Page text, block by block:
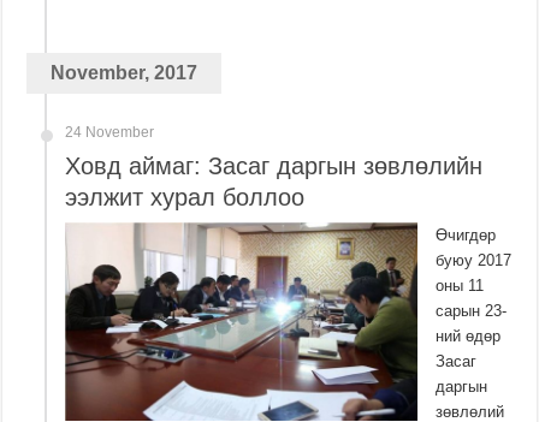
November, 2017
24 November
Ховд аймаг: Засаг даргын зөвлөлийн
ээлжит хурал боллоо
Өчигдөр
буюу 2017
оны 11
сарын 23-
ний өдөр
Засаг
даргын
зөвлөлий